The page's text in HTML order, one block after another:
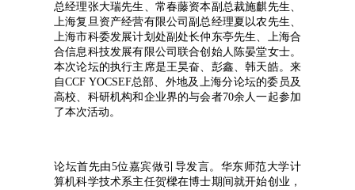
总经理张大瑞先生、常春藤资本副总裁施麒先生、
上海复旦资产经营有限公司副总经理夏以农先生、
上海市科委发展计划处副处长仲东亭先生、上海合
合信息科技发展有限公司联合创始人陈晏堂女士。
本次论坛的执行主席是王昊奋、彭鑫、韩天皓。来
自CCF YOCSEF总部、外地及上海分论坛的委员及
高校、科研机构和企业界的与会者70余人一起参加
了本次活动。
论坛首先由5位嘉宾做引导发言。华东师范大学计
算机科学技术系主任贺樑在博士期间就开始创业，